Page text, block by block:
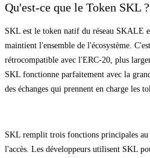
Qu'est-ce que le Token SKL ?
SKL est le token natif du réseau SKALE
maintient l'ensemble de l'écosystème.
rétrocompatible avec l'ERC-20, plus
SKL fonctionne parfaitement avec la
des échanges qui prennent en charge les
SKL remplit trois fonctions principales au
l'accès. Les développeurs utilisent SKL